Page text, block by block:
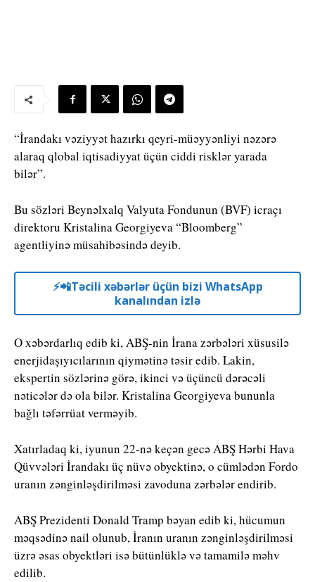
“İrandakı vəziyyət hazırkı qeyri-müəyyənliyi nəzərə
alaraq qlobal iqtisadiyyat üçün ciddi risklər yarada
bilər”.
Bu sözləri Beynəlxalq Valyuta Fondunun (BVF) icraçı
direktoru Kristalina Georgiyeva “Bloomberg”
agentliyinə müsahibəsində deyib.
⚡️📲Təcili xəbərlər üçün bizi WhatsApp
kanalından izlə
O xəbərdarlıq edib ki, ABŞ-nin İrana zərbələri xüsusilə
enerjidaşıyıcılarının qiymətinə təsir edib. Lakin,
ekspertin sözlərinə görə, ikinci və üçüncü dərəcəli
nəticələr də ola bilər. Kristalina Georgiyeva bununla
bağlı təfərrüat verməyib.
Xatırladaq ki, iyunun 22-nə keçən gecə ABŞ Hərbi Hava
Qüvvələri İrandakı üç nüvə obyektinə, o cümlədən Fordo
uranın zənginləşdirilməsi zavoduna zərbələr endirib.
ABŞ Prezidenti Donald Tramp bəyan edib ki, hücumun
məqsədinə nail olunub, İranın uranın zənginləşdirilməsi
üzrə əsas obyektləri isə bütünlüklə və tamamilə məhv
edilib.